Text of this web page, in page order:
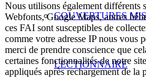
COUVERTURES
LECTIONNAIRE
Nous utilisons également différents
Webfonts, Google Maps, autres
ces FAI sont susceptibles de
comme votre adresse IP nous vous
merci de prendre conscience que
certaines fonctionnalités de notre
appliqués après rechargement de la